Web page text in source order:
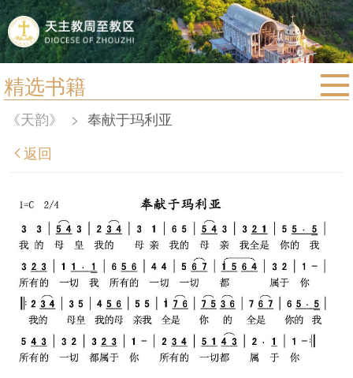
精选书籍
首页
宗教法规
教区简介
信仰文萃
教会圣月
《天韵》 > 奉献于玛利亚
返回